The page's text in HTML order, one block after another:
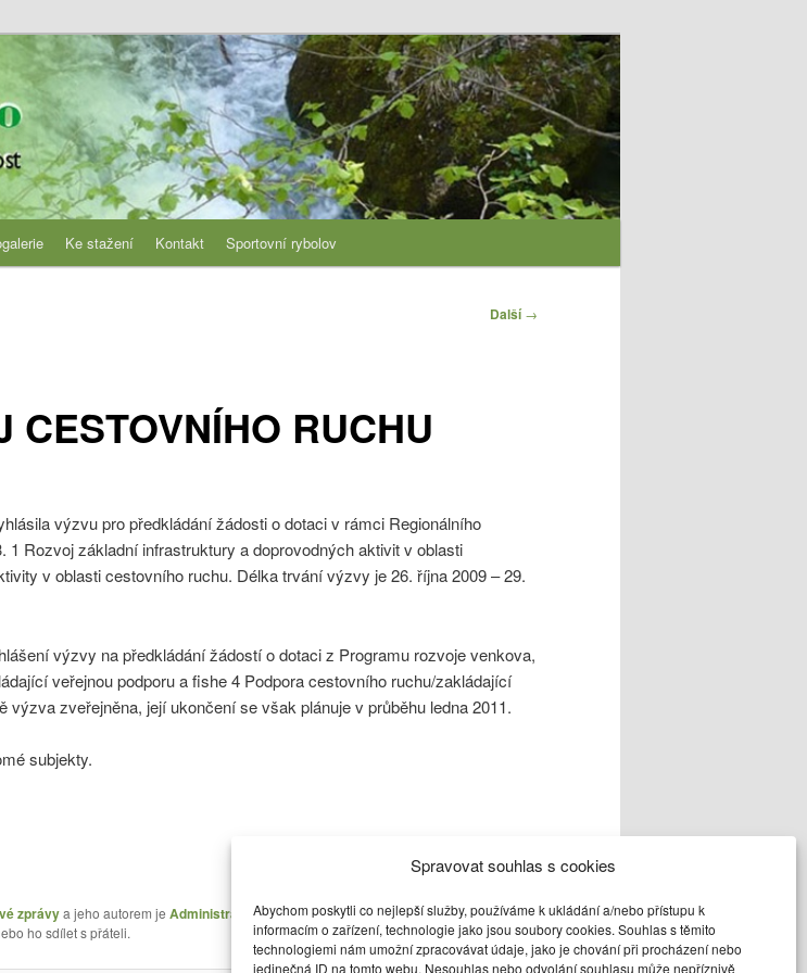
Spravovat souhlas s cookies
Abychom poskytli co nejlepší služby, používáme k ukládání a/nebo přístupu k
informacím o zařízení, technologie jako jsou soubory cookies. Souhlas s těmito
technologiemi nám umožní zpracovávat údaje, jako je chování při procházení nebo
jedinečná ID na tomto webu. Nesouhlas nebo odvolání souhlasu může nepříznivě
Ke stažení Kontakt Sportovní rybolov
Další→
CESTOVNÍHO RUCHU
výzvu pro předkládání žádosti o dotaci v rámci Regionálního
Rozvoj základní infrastruktury a doprovodných aktivit v oblasti
v oblasti cestovního ruchu. Délka trvání výzvy je 26. října 2009 – 29.
výzvy na předkládání žádostí o dotaci z Programu rozvoje venkova,
veřejnou podporu a fishe 4 Podpora cestovního ruchu/zakládající
zveřejněna, její ukončení se však plánuje v průběhu ledna 2011.
subjekty.
zprávya jeho autorem je Administrátor webu. Můžete si jeho
ho sdílet s přáteli.